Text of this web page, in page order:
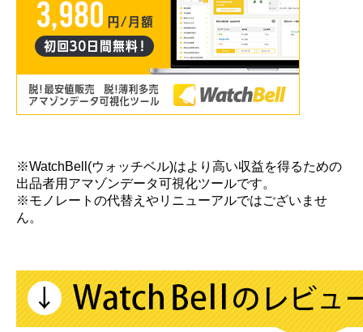
※WatchBell(ウォッチベル)はより高い収益を得るための
出品者用アマゾンデータ可視化ツールです。
※モノレートの代替えやリニューアルではございませ
ん。